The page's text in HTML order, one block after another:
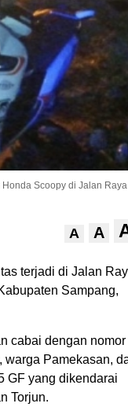
Scoopy di Jalan Raya
A A
terjadi di Jalan
Sampang,
cabai dengan nomor
warga Pamekasan,
GF yang dikendarai
Torjun.